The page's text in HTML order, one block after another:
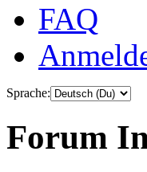
FAQ
Sprache:
Forum